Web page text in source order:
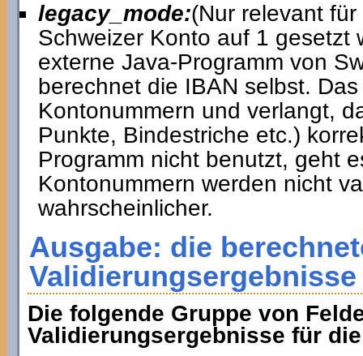
legacy_mode:(Nur relevant
Schweizer Konto auf 1 gesetzt
externe Java-Programm von
berechnet die IBAN selbst.
Kontonummern und verlangt,
Punkte, Bindestriche etc.)
Programm nicht benutzt, geht
Kontonummern werden nicht
wahrscheinlicher.
Ausgabe: die
Validierungsergebnisse
Die folgende Gruppe von
Validierungsergebnisse für